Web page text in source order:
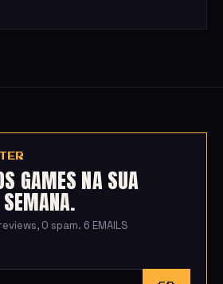
GAMES NA SUA
0 spam. 6 EMAILS